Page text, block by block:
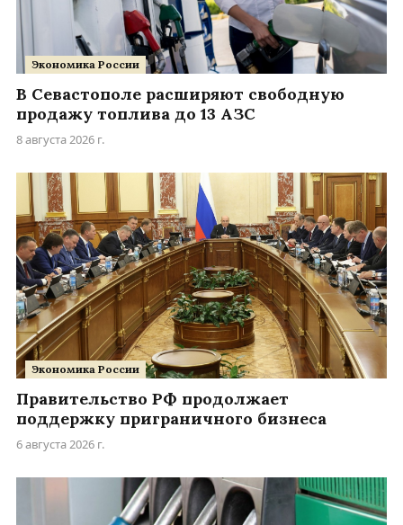
Экономика России
В Севастополе расширяют свободную
продажу топлива до 13 АЗС
8 августа 2026 г.
Экономика России
Правительство РФ продолжает
поддержку приграничного бизнеса
6 августа 2026 г.